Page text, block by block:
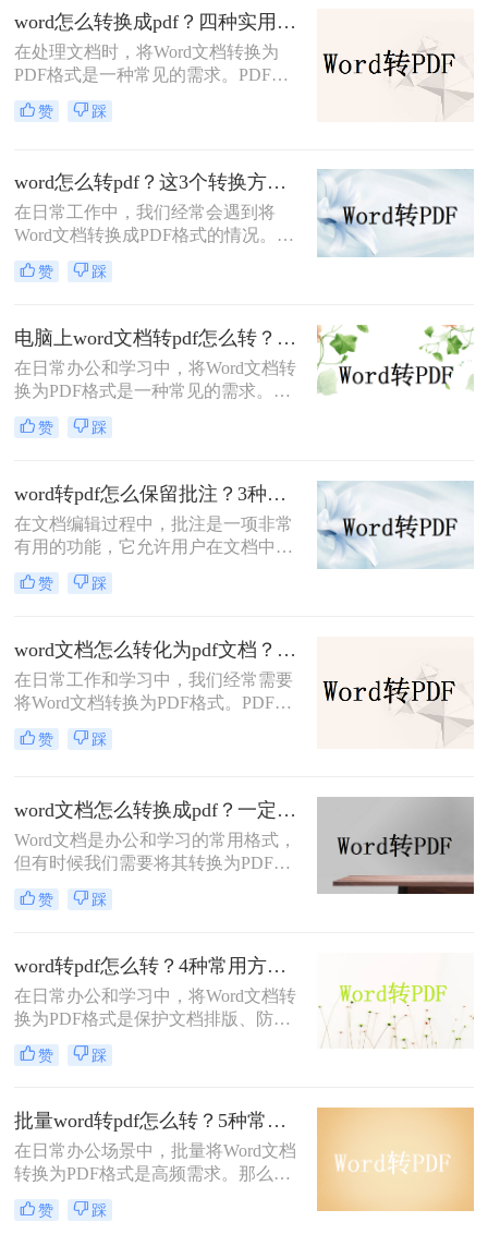
一致性、出色的安全性以及固定的排
版布局，赢得了全球用户的信赖。无
论是提交论文报告、发送商业合同，
还是分享个人简历，PDF都能确保接
收方看到的内容与您精心设计的完全
一致。那么电脑word如何转换成pdf文
word怎么转换成pdf？四种实用方法对比与实操指南（附详细表格）！
在处理文档时，将Word文档转换为
PDF格式是一种常见的需求。PDF格
式具有跨平台、保持原始格式等优
点，使得在不同设备和操作系统上查
种将Word文档转换为PDF的方法，以
满足不同用户的需求。
赞 踩
word怎么转pdf？这3个转换方法赶紧收藏起来
在日常工作中，我们经常会遇到将
Word文档转换成PDF格式的情况。
PDF格式不仅可以保留文档的格式和
布局，还可以保证文档在不同设备上
word怎么转PDF，以及一些常见的
Word转PDF问题。
赞 踩
电脑上word文档转pdf怎么转？教你二种实用转换方法！
在日常办公和学习中，将Word文档转
换为PDF格式是一种常见的需求。
PDF格式具有跨平台、不易被篡改和
保持原样展示等优点，因此广泛应用
上word文档转pdf怎么转呢？本文将介
绍两种将Word文档转换为PDF的方
法。
赞 踩
word转pdf怎么保留批注？3种方法帮你轻松转换！
在文档编辑过程中，批注是一项非常
有用的功能，它允许用户在文档中直
接添加注释、提醒或反馈。然而，当
将Word文档转换为PDF格式时，很多
一个令人头疼的问题，因为批注往往
承载着重要的信息。那么，word转pdf
怎么保留批注呢？本文将为您提供解
决方案。
赞 踩
word文档怎么转化为pdf文档？3 种实用转换方法，完美保留原文档格式！
在日常工作和学习中，我们经常需要
将Word文档转换为PDF格式。PDF文
件不仅格式稳定、兼容性强，还能保
持文档的原始布局和格式，使得文档
文档怎么转化为pdf文档，并给出多种
方法及其步骤。
赞 踩
word文档怎么转换成pdf？一定要试试这四种方法！
Word文档是办公和学习的常用格式，
但有时候我们需要将其转换为PDF格
式，以确保文档内容的稳定性和可读
性。PDF格式可以保留文档的原始格
查看时都能保持一致性。那么word文
档怎么转换成pdf呢？下面将介绍四种
将Word文档转换成PDF的方法，帮助
您轻松完成转换。
赞 踩
word转pdf怎么转？4种常用方法详解！
在日常办公和学习中，将Word文档转
换为PDF格式是保护文档排版、防止
篡改的重要需求。那么word转pdf怎么
转呢？本文将介绍几种常用方法，帮
赞 踩
批量word转pdf怎么转？5种常用方法详解！
在日常办公场景中，批量将Word文档
转换为PDF格式是高频需求。那么批
量word转pdf怎么转呢？本文从四种主
流转换方案，适合不同场景和用户需
赞 踩